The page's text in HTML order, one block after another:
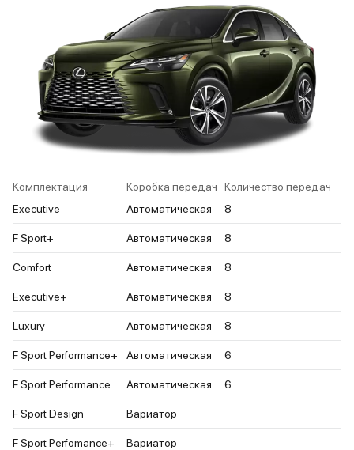
Комплектация Коробка передач
Количество передач
Executive
Автоматическая 8
F Sport+ Автоматическая 8
Comfort Автоматическая 8
Executive+ Автоматическая 8
Luxury Автоматическая 8
F Sport Performance+ Автоматическая 6
F Sport Performance Автоматическая 6
F Sport Design Вариатор
F Sport Perfomance+ Вариатор